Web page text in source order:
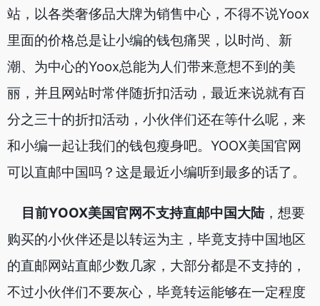
站，以各类奢侈品大牌为销售中心，不得不说Yoox
里面的价格总是让小编的钱包痛哭，以时尚、新
潮、为中心的Yoox总能为人们带来意想不到的美
丽，并且网站时常伴随折扣活动，最近来说就有百
分之三十的折扣活动，小伙伴们还在等什么呢，来
和小编一起让我们的钱包瘦身吧。YOOX美国官网
可以直邮中国吗？这是最近小编听到最多的话了。
目前YOOX美国官网不支持直邮中国大陆，想要
购买的小伙伴还是以转运为主，毕竟支持中国地区
的直邮网站直邮少数几家，大部分都是不支持的，
不过小伙伴们不要灰心，毕竟转运能够在一定程度